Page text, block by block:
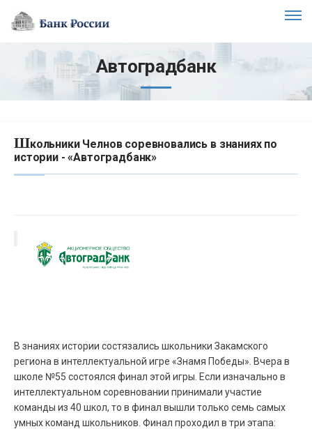
Автоградбанк
Школьники Челнов соревновались в знаниях по
истории - «Автоградбанк»
В знаниях истории состязались школьники Закамского
региона в интеллектуальной игре «Знамя Победы». Вчера в
школе №55 состоялся финал этой игры. Если изначально в
интеллектуальном соревновании принимали участие
команды из 40 школ, то в финал вышли только семь самых
умных команд школьников. Финал проходил в три этапа: